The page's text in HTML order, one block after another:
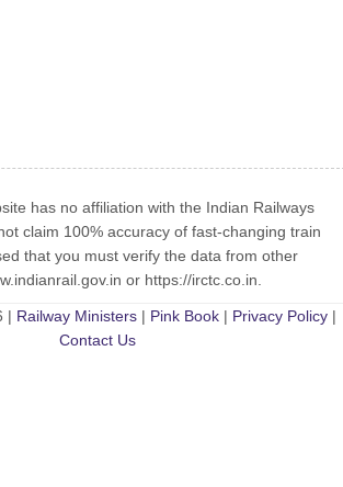
has no affiliation with the Indian Railways
claim 100% accuracy of fast-changing train
that you must verify the data from other
or https://irctc.co.in.
| Railway Ministers | Pink Book | Privacy Policy |
Contact Us